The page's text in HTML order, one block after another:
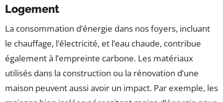
Logement
La consommation d’énergie dans nos foyers, incluant
le chauffage, l’électricité, et l’eau chaude, contribue
également à l’empreinte carbone. Les matériaux
utilisés dans la construction ou la rénovation d’une
maison peuvent aussi avoir un impact. Par exemple, les